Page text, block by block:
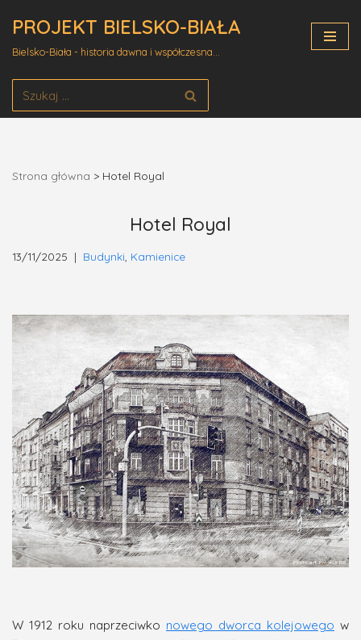
treści
PROJEKT BIELSKO-BIAŁA
Bielsko-Biała - historia dawna i współczesna...
Strona główna > Hotel Royal
Hotel Royal
13/11/2025 Budynki Kamienice
W 1912 roku naprzeciwko nowego dworca kolejowego w